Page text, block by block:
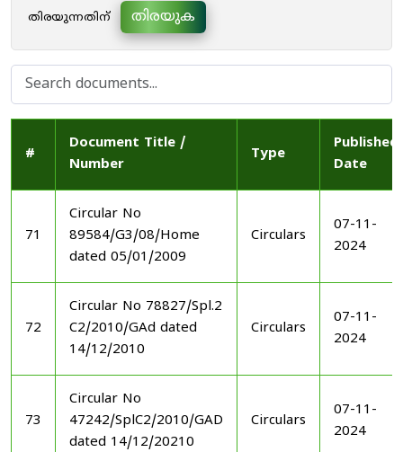
തിരയുന്നതിന്
തിരയുക
#
Document Title /
Number
Type
Published
Date
71
Circular No
89584/G3/08/Home
dated 05/01/2009
Circulars
07-11-
2024
72
Circular No 78827/Spl.2
C2/2010/GAd dated
14/12/2010
Circulars
07-11-
2024
73
Circular No
47242/SplC2/2010/GAD
dated 14/12/20210
Circulars
07-11-
2024